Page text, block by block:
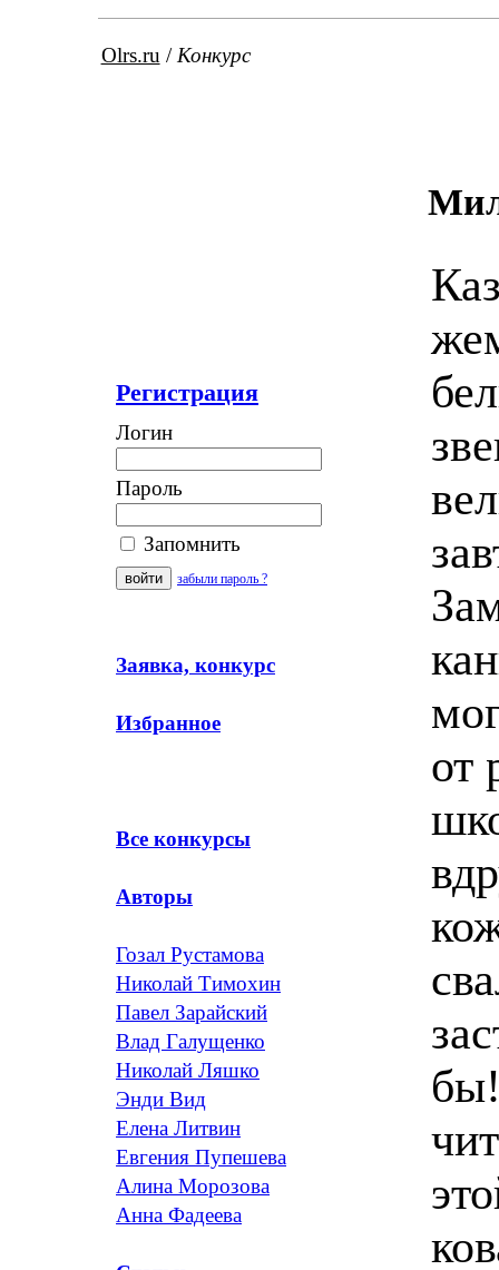
Olrs.ru / Конкурс
Регистрация
Логин
Пароль
Запомнить
забыли пароль ?
Заявка, конкурс
Избранное
Все конкурсы
Авторы
Гозал Рустамова
Николай Тимохин
Павел Зарайский
Влад Галущенко
Николай Ляшко
Энди Вид
Елена Литвин
Евгения Пупешева
Алина Морозова
Анна Фадеева
Казалось,что весь этот чудесный, сияющий, до жемчужного блеска отмытый майской грозой белый свет, переливаясь всеми красками радуги звенел и радовался вместе с Маринкой одному величайшему по своей значимости событию - завтра начинались летние каникулы!!Замечательнейшие,невероятнейшие,предлинющие каникулы,за трёхмесячную вольницу которых могло столько всего невероятного произойти, что от радости осознания происходящего у любого школяра запросто могло перехватить дух!...Как вдруг сердито - устрашающие рычание черным кожаным ремешком привязанного к груде